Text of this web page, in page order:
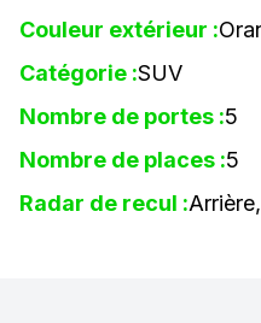
Couleur extérieur :
Catégorie :SUV
Nombre de portes :5
Nombre de places :5
Radar de recul :